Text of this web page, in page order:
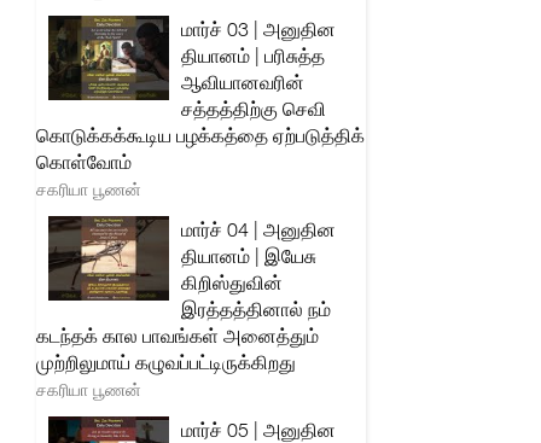
மார்ச் 03 | அனுதின
தியானம் | பரிசுத்த
ஆவியானவரின்
சத்தத்திற்கு செவி
கொடுக்கக்கூடிய பழக்கத்தை ஏற்படுத்திக்
கொள்வோம்
சகரியா பூணன்
மார்ச் 04 | அனுதின
தியானம் | இயேசு
கிறிஸ்துவின்
இரத்தத்தினால் நம்
கடந்தக் கால பாவங்கள் அனைத்தும்
முற்றிலுமாய் கழுவப்பட்டிருக்கிறது
சகரியா பூணன்
மார்ச் 05 | அனுதின